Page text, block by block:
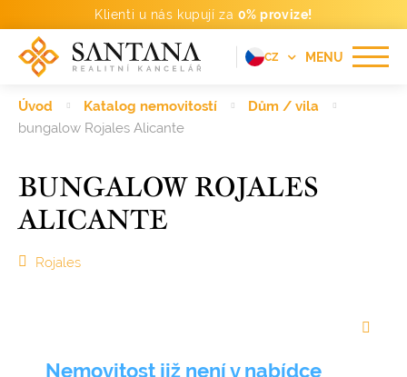
Klienti u nás kupují za 0% provize!
MENU
CZ
PT
Úvod Katalog nemovitostí
Dům / vila
bungalow Rojales Alicante
BUNGALOW ROJALES
ALICANTE
Rojales
Nemovitost již není v nabídce